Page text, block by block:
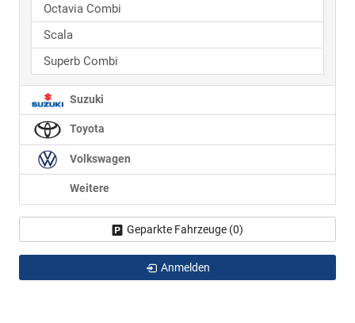
Octavia Combi
Scala
Superb Combi
Suzuki
Toyota
Volkswagen
Weitere
Geparkte Fahrzeuge (0)
Anmelden